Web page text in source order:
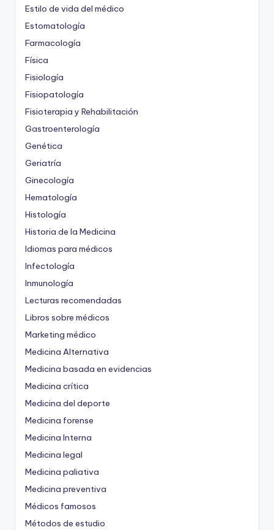
Estilo de vida del médico
Estomatología
Farmacología
Física
Fisiología
Fisiopatología
Fisioterapia y Rehabilitación
Gastroenterología
Genética
Geriatría
Ginecología
Hematología
Histología
Historia de la Medicina
Idiomas para médicos
Infectología
Inmunología
Lecturas recomendadas
Libros sobre médicos
Marketing médico
Medicina Alternativa
Medicina basada en evidencias
Medicina crítica
Medicina del deporte
Medicina forense
Medicina Interna
Medicina legal
Medicina paliativa
Medicina preventiva
Médicos famosos
Métodos de estudio